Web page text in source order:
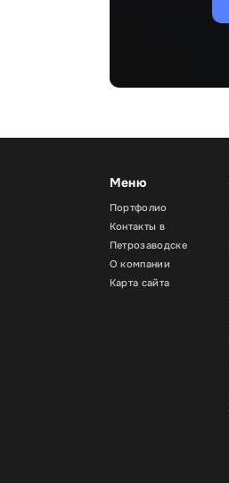
Меню
Портфолио
Контакты в
Петрозаводске
О компании
Карта сайта